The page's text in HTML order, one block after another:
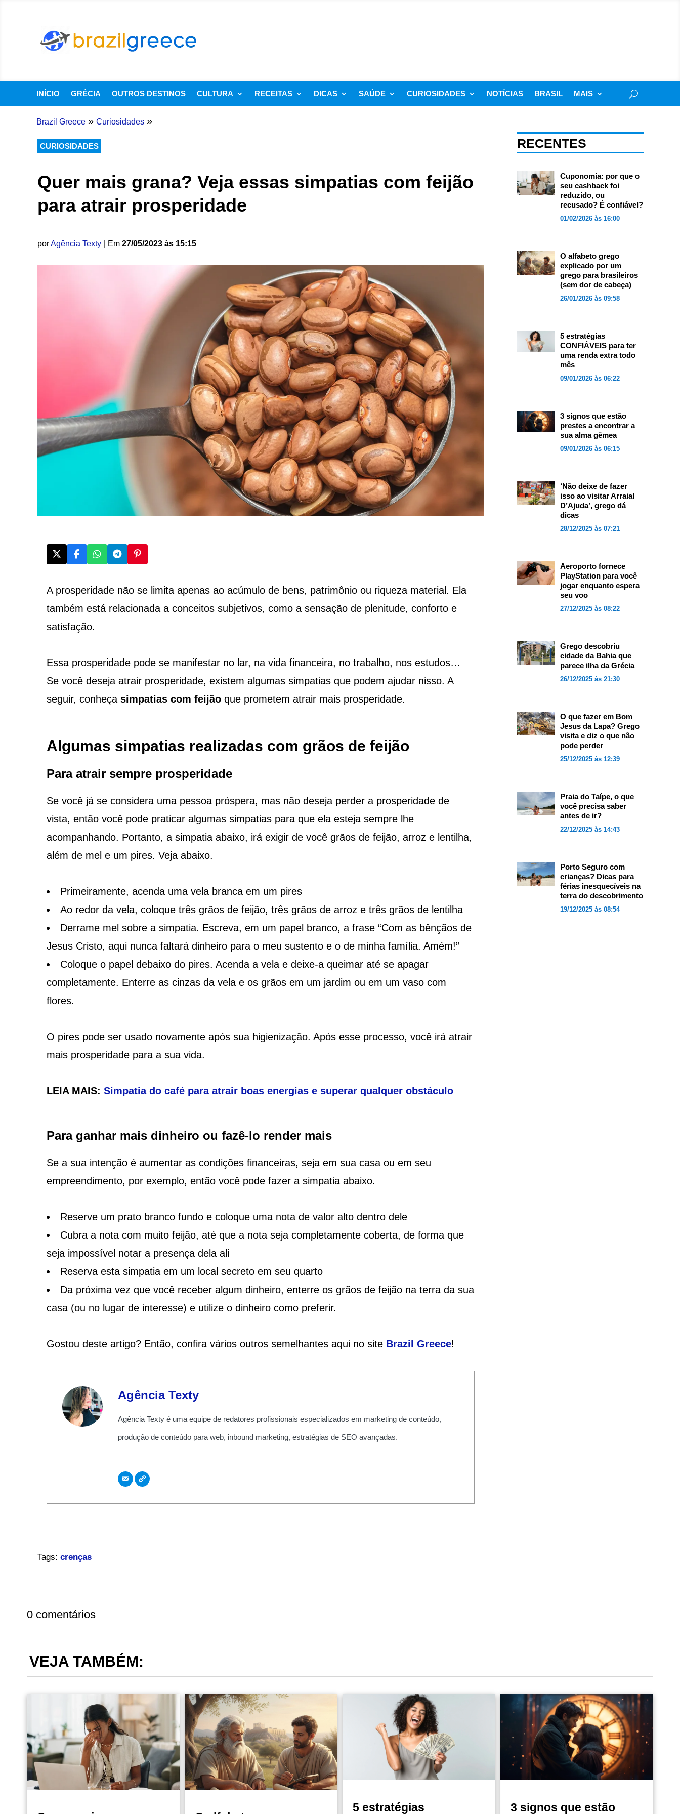
INÍCIO GRÉCIA OUTROS DESTINOS CULTURA RECEITAS DICAS SAÚDE CURIOSIDADES NOTÍCIAS BRASIL MAIS
Brazil Greece » Curiosidades »
CURIOSIDADES
Quer mais grana? Veja essas simpatias com feijão
para atrair prosperidade
porAgência Texty | Em 27/05/2023 às 15:15
A prosperidade não se limita apenas ao acúmulo de bens, patrimônio ou riqueza material. Ela
também está relacionada a conceitos subjetivos, como a sensação de plenitude, conforto e
satisfação.
Essa prosperidade pode se manifestar no lar, na vida financeira, no trabalho, nos estudos…
Se você deseja atrair prosperidade, existem algumas simpatias que podem ajudar nisso. A
seguir, conheça simpatias com feijãoque prometem atrair mais prosperidade.
Algumas simpatias realizadas com grãos de feijão
Para atrair sempre prosperidade
Se você já se considera uma pessoa próspera, mas não deseja perder a prosperidade de
vista, então você pode praticar algumas simpatias para que ela esteja sempre lhe
acompanhando. Portanto, a simpatia abaixo, irá exigir de você grãos de feijão, arroz e lentilha,
além de mel e um pires. Veja abaixo.
Primeiramente, acenda uma vela branca em um pires
Ao redor da vela, coloque três grãos de feijão, três grãos de arroz e três grãos de lentilha
Derrame mel sobre a simpatia. Escreva, em um papel branco, a frase “Com as bênçãos de
Jesus Cristo, aqui nunca faltará dinheiro para o meu sustento e o de minha família. Amém!”
Coloque o papel debaixo do pires. Acenda a vela e deixe-a queimar até se apagar
completamente. Enterre as cinzas da vela e os grãos em um jardim ou em um vaso com
flores.
O pires pode ser usado novamente após sua higienização. Após esse processo, você irá atrair
mais prosperidade para a sua vida.
LEIA MAIS: Simpatia do café para atrair boas energias e superar qualquer obstáculo
Para ganhar mais dinheiro ou fazê-lo render mais
Se a sua intenção é aumentar as condições financeiras, seja em sua casa ou em seu
empreendimento, por exemplo, então você pode fazer a simpatia abaixo.
Reserve um prato branco fundo e coloque uma nota de valor alto dentro dele
Cubra a nota com muito feijão, até que a nota seja completamente coberta, de forma que
seja impossível notar a presença dela ali
Reserva esta simpatia em um local secreto em seu quarto
Da próxima vez que você receber algum dinheiro, enterre os grãos de feijão na terra da sua
casa (ou no lugar de interesse) e utilize o dinheiro como preferir.
Gostou deste artigo? Então, confira vários outros semelhantes aqui no site Brazil Greece!
Agência Texty
Agência Texty é uma equipe de redatores profissionais especializados em marketing de conteúdo,
produção de conteúdo para web, inbound marketing, estratégias de SEO avançadas.
Tags: crenças
RECENTES
Cuponomia: por que o
seu cashback foi
reduzido, ou
recusado? É confiável?
01/02/2026 às 16:00
O alfabeto grego
explicado por um
grego para brasileiros
(sem dor de cabeça)
26/01/2026 às 09:58
5 estratégias
CONFIÁVEIS para ter
uma renda extra todo
mês
09/01/2026 às 06:22
3 signos que estão
prestes a encontrar a
sua alma gêmea
09/01/2026 às 06:15
‘Não deixe de fazer
isso ao visitar Arraial
D’Ajuda’, grego dá
dicas
28/12/2025 às 07:21
Aeroporto fornece
PlayStation para você
jogar enquanto espera
seu voo
27/12/2025 às 08:22
Grego descobriu
cidade da Bahia que
parece ilha da Grécia
26/12/2025 às 21:30
O que fazer em Bom
Jesus da Lapa? Grego
visita e diz o que não
pode perder
25/12/2025 às 12:39
Praia do Taípe, o que
você precisa saber
antes de ir?
22/12/2025 às 14:43
Porto Seguro com
crianças? Dicas para
férias inesquecíveis na
terra do descobrimento
19/12/2025 às 08:54
0 comentários
VEJA TAMBÉM:
5 estratégias 3 signos que estão